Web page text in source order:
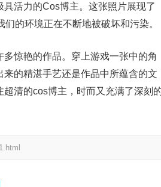
活力的Cos博主。这张照片展现了
的环境正在不断地被破坏和污染。
惊艳的作品。穿上游戏一张中的角
的精湛手艺还是作品中所蕴含的文
清的cos博主，时而又充满了深刻